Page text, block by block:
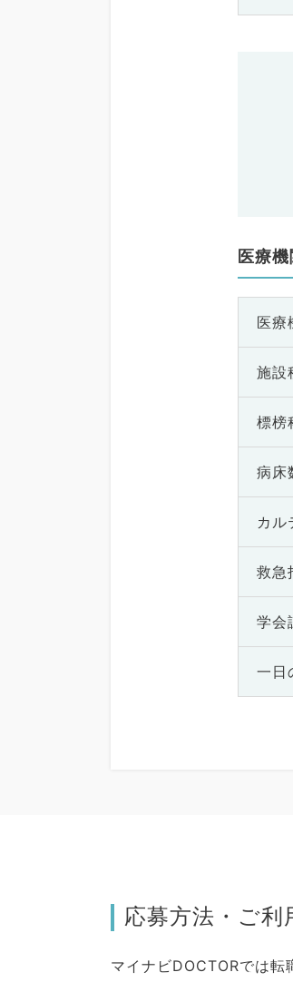
医療
医療
施設
標榜
病床
カル
救急
学会
一日
応募方法・ご利
マイナビDOCTORでは転